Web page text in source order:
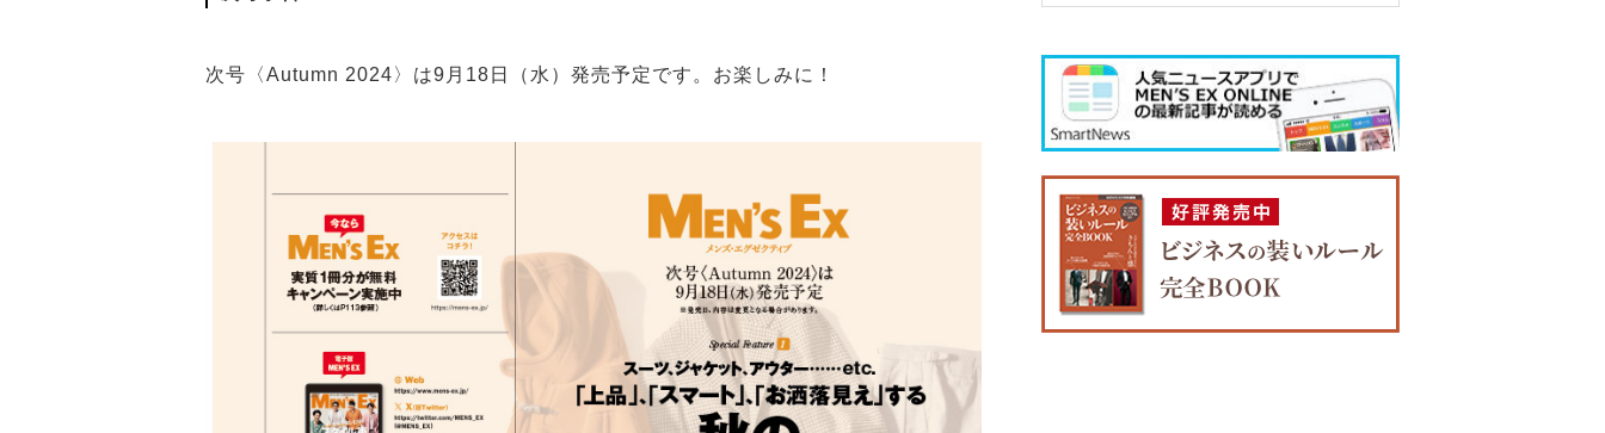
次号〈Autumn 2024〉は9月18日（水）発売予定です。お楽しみに！